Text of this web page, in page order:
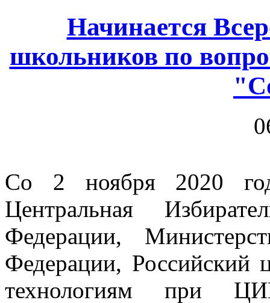
Начинается
школьников по
Со 2 ноября 2020
Центральная
Федерации,
Федерации, Российский
технологиям при